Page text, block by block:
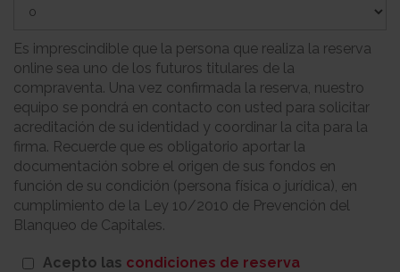
Es imprescindible que la persona que realiza la reserva
online sea uno de los futuros titulares de la
compraventa. Una vez confirmada la reserva, nuestro
equipo se pondrá en contacto con usted para solicitar
acreditación de su identidad y coordinar la cita para la
firma. Recuerde que es obligatorio aportar la
documentación sobre el origen de sus fondos en
función de su condición (persona física o jurídica), en
cumplimiento de la Ley 10/2010 de Prevención del
Blanqueo de Capitales.
Acepto las condiciones de reserva